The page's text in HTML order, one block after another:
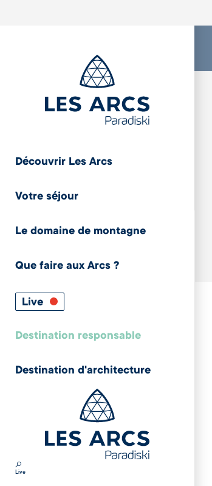
Découvrir Les Arcs
Votre séjour
Le domaine de montagne
Que faire aux Arcs ?
Live
Destination responsable
Destination d'architecture
Live